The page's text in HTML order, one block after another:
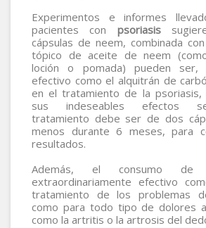
Experimentos e informes
pacientes con psoriasis
cápsulas de neem, combinada
tópico de aceite de neem
loción o pomada) pueden ser,
efectivo como el alquitrán de
en el tratamiento de la psoriasis,
sus indeseables efectos
tratamiento debe ser de dos
menos durante 6 meses, para
resultados.
Además, el consumo de
extraordinariamente efectivo
tratamiento de los problemas
como para todo tipo de dolores
como la artritis o la artrosis del